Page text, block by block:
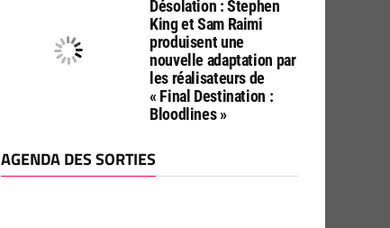
Désolation : Stephen
King et Sam Raimi
produisent une
nouvelle adaptation par
les réalisateurs de
« Final Destination :
Bloodlines »
AGENDA DES SORTIES